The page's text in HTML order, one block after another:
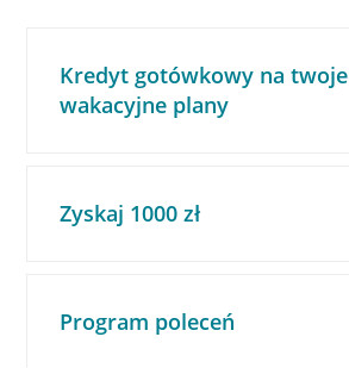
Kredyt gotówkowy na twoje
wakacyjne plany
Zyskaj 1000 zł
Program poleceń